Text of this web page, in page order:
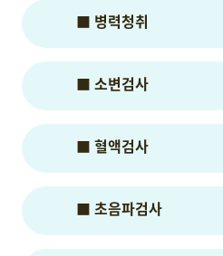
■ 병력청취
■ 소변검사
■ 혈액검사
■ 초음파검사